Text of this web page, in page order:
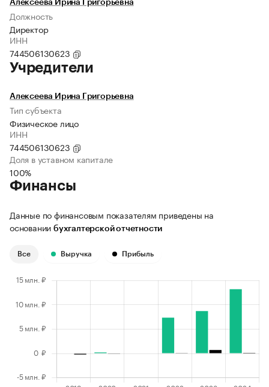
Алексеева Ирина Григорьевна
Должность
Директор
ИНН
744506130623
Учредители
Алексеева Ирина Григорьевна
Тип субъекта
Физическое лицо
ИНН
744506130623
Доля в уставном капитале
100%
Финансы
Данные по финансовым показателям приведены на
основании бухгалтерской отчетности
Все Выручка Прибыль